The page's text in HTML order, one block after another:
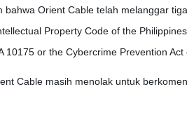
bahwa Orient Cable telah melanggar
Property Code of the
10175 or the Cybercrime Prevention Act
Cable masih menolak untuk